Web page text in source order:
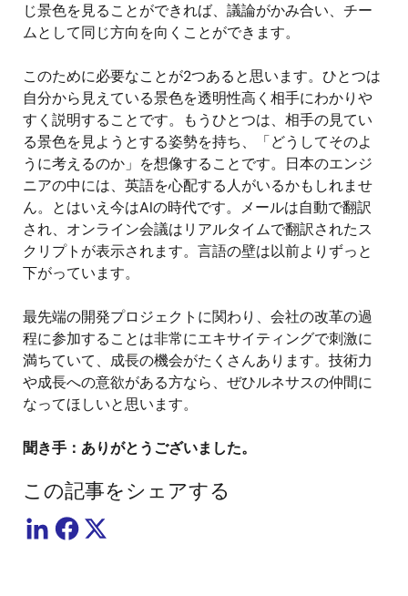
じ景色を見ることができれば、議論がかみ合い、チー
ムとして同じ方向を向くことができます。
このために必要なことが2つあると思います。ひとつは
自分から見えている景色を透明性高く相手にわかりや
すく説明することです。もうひとつは、相手の見てい
る景色を見ようとする姿勢を持ち、「どうしてそのよ
うに考えるのか」を想像することです。日本のエンジ
ニアの中には、英語を心配する人がいるかもしれませ
ん。とはいえ今はAIの時代です。メールは自動で翻訳
され、オンライン会議はリアルタイムで翻訳されたス
クリプトが表示されます。言語の壁は以前よりずっと
下がっています。
最先端の開発プロジェクトに関わり、会社の改革の過
程に参加することは非常にエキサイティングで刺激に
満ちていて、成長の機会がたくさんあります。技術力
や成長への意欲がある方なら、ぜひルネサスの仲間に
なってほしいと思います。
聞き手：ありがとうございました。
この記事をシェアする